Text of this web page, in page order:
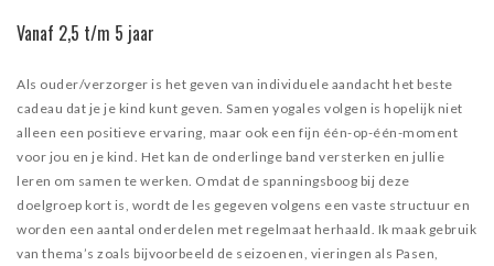
Vanaf 2,5 t/m 5 jaar
Als ouder/verzorger is het geven van individuele aandacht het beste
cadeau dat je je kind kunt geven. Samen yogales volgen is hopelijk niet
alleen een positieve ervaring, maar ook een fijn één-op-één-moment
voor jou en je kind. Het kan de onderlinge band versterken en jullie
leren om samen te werken. Omdat de spanningsboog bij deze
doelgroep kort is, wordt de les gegeven volgens een vaste structuur en
worden een aantal onderdelen met regelmaat herhaald. Ik maak gebruik
van thema’s zoals bijvoorbeeld de seizoenen, vieringen als Pasen,